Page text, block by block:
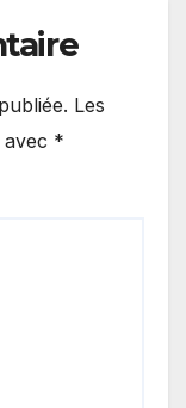
Les
*